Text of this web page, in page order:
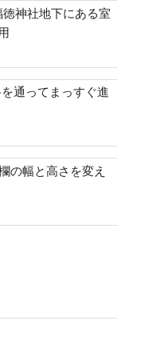
神社地下にある室
通ってまっすぐ進
の幅と高さを変え